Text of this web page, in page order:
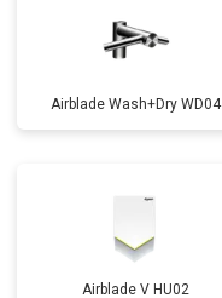
Airblade Wash+Dry WD04
Airblade V HU02